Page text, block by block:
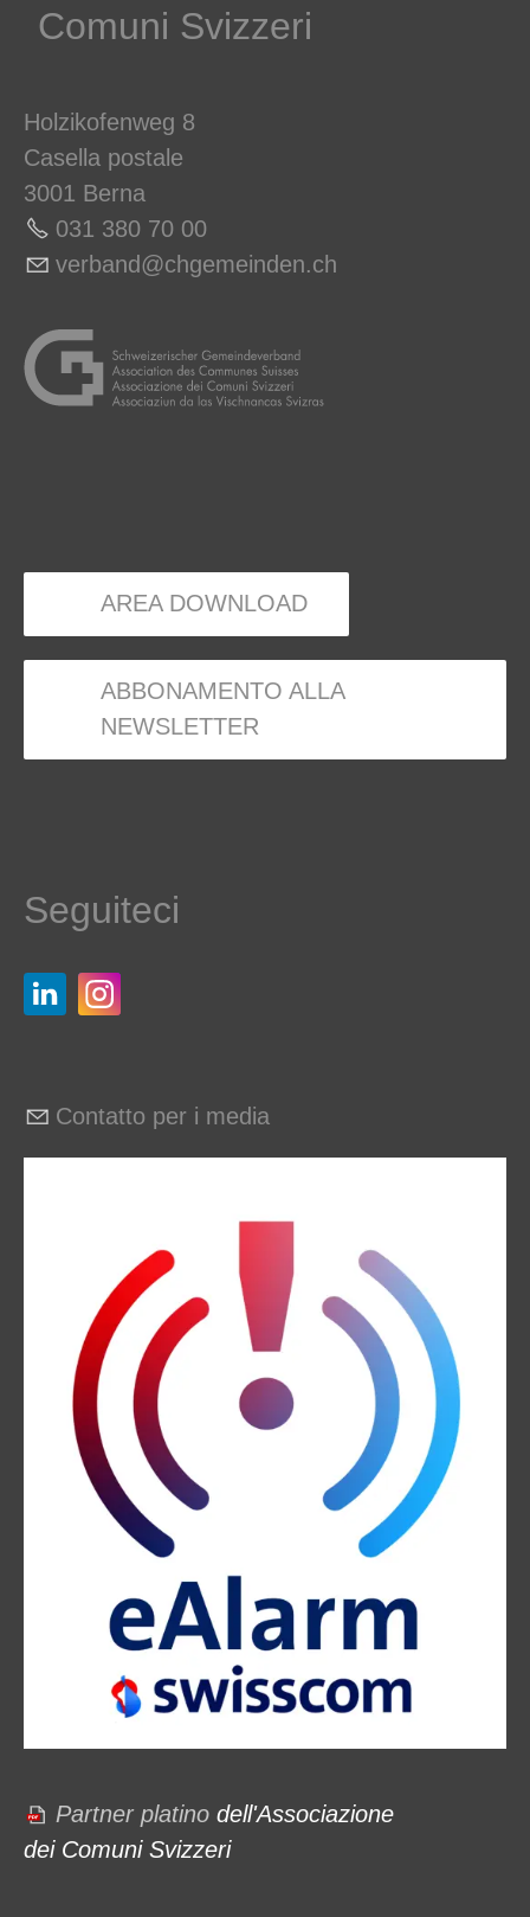
Comuni Svizzeri
Holzikofenweg 8
Casella postale
3001 Berna
031 380 70 00
v rb nd chg m nd n ch
AREA DOWNLOAD
ABBONAMENTO ALLA
NEWSLETTER
Seguiteci
Contatto per i media
Partner platino dell'Associazione
dei Comuni Svizzeri